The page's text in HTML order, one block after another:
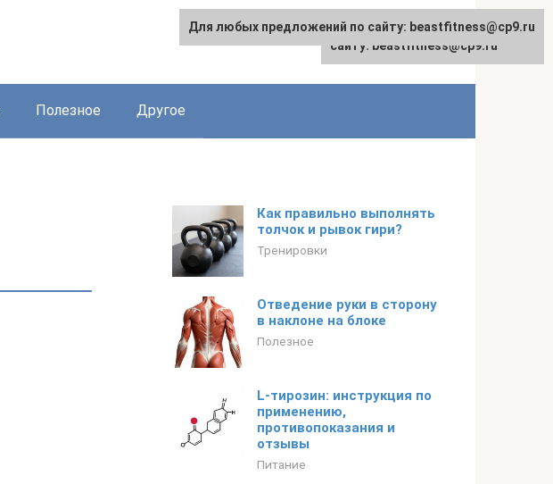
Полезное Другое
Как правильно выполнять
толчок и рывок гири?
Тренировки
Отведение руки в сторону
в наклоне на блоке
Полезное
L-тирозин: инструкция по
применению,
противопоказания и
отзывы
Питание
Для любых предложений по
сайту: beastfitness@cp9.ru
Для любых предложений по сайту: beastfitness@cp9.ru